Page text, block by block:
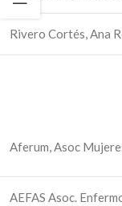
Rivero Cortés, Ana
Aferum, Asoc
AEFAS Asoc.